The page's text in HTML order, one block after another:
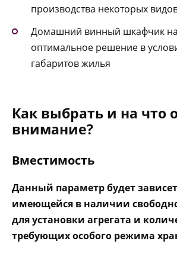
производства некоторых
Домашний винный шкафчик
оптимальное решение в
габаритов жилья
Как выбрать и на что
внимание?
Вместимость
Данный параметр будет
имеющейся в наличии
для установки агрегата и
требующих особого режима